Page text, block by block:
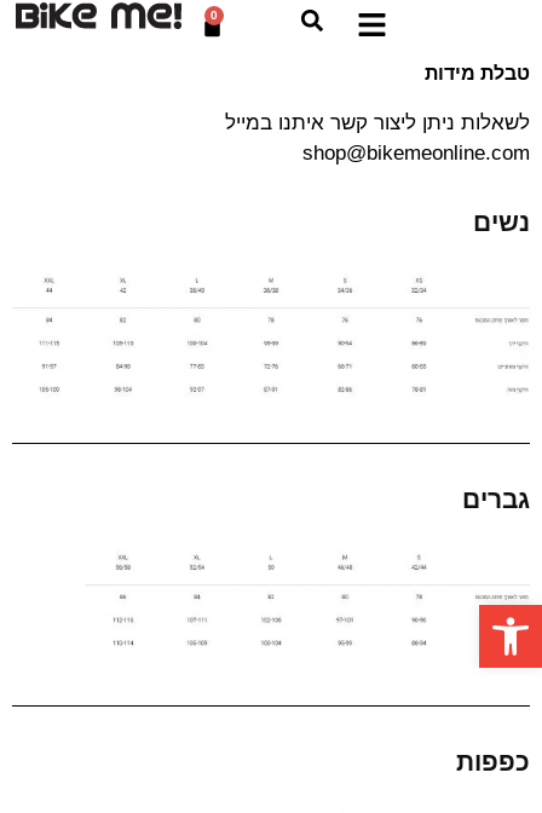
פתח סרגל נגישות
0
טבלת מידות
לשאלות ניתן ליצור קשר איתנו במייל
shop@bikemeonline.com
נשים
גברים
כפפות